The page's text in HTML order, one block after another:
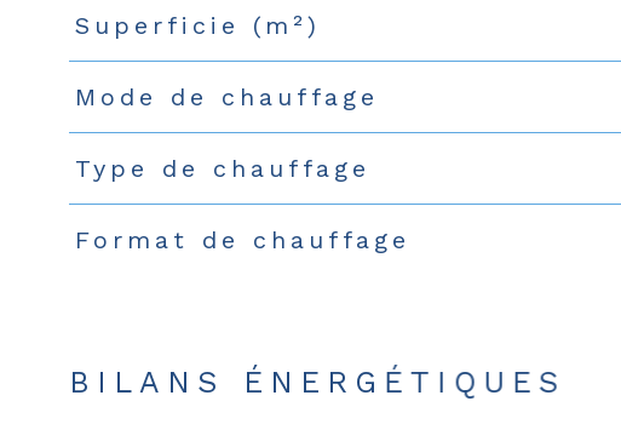
Superficie (m²)
Mode de chauffage
Type de chauffage
Format de chauffage
BILANS ÉNERGÉTIQUES